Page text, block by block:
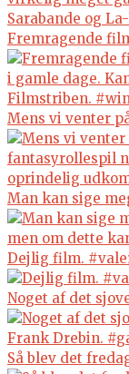
Fremragende
Mens vi venter
Man kan sige
Dejlig film.
Noget af det
Så blev det